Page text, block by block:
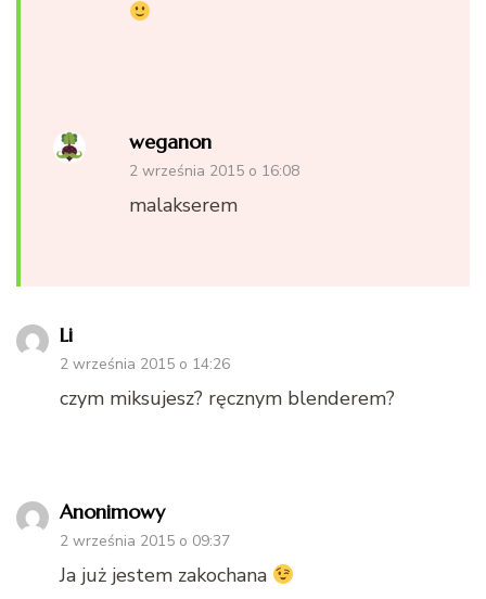
weganon
2 września 2015 o 16:08
malakserem
Li
2 września 2015 o 14:26
czym miksujesz? ręcznym blenderem?
Anonimowy
2 września 2015 o 09:37
Ja już jestem zakochana